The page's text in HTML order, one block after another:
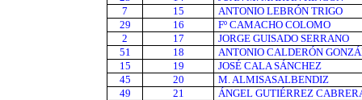
7
15
ANTONIO LEBRÓN TRIGO
29
16
Fº CAMACHO COLOMO
2
17
JORGE GUISADO SERRANO
51
18 ANTONIO CALDERÓN G
15
19
JOSÉ CALA SÁNCHEZ
45
20
M. ALMISASALBENDIZ
49
21
ÁNGEL GUTIÉRREZ